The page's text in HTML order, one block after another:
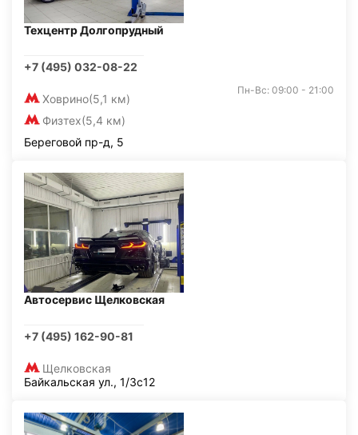
Техцентр Долгопрудный
+7 (495) 032-08-22
Ховрино(5,1 км)
Физтех(5,4 км)
Пн-Вс: 09:00 - 21:00
Береговой пр-д, 5
Автосервис Щелковская
+7 (495) 162-90-81
Щелковская
Байкальская ул., 1/3с12